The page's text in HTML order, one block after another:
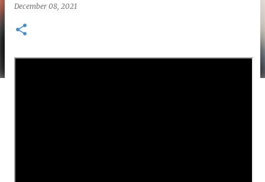
December 08, 2021